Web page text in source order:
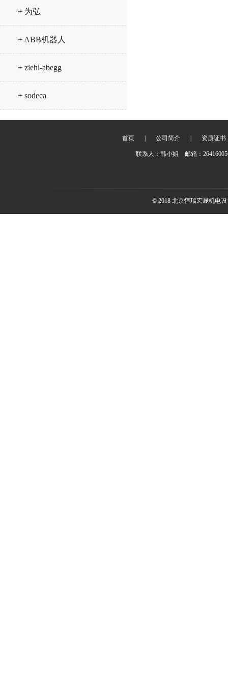
+ 为弘
+ ABB机器人
+ ziehl-abegg
+ sodeca
首页 公司简介 资质证书
联系人：韩小姐 邮箱：
© 2018 北京恒瑞宏晟机电